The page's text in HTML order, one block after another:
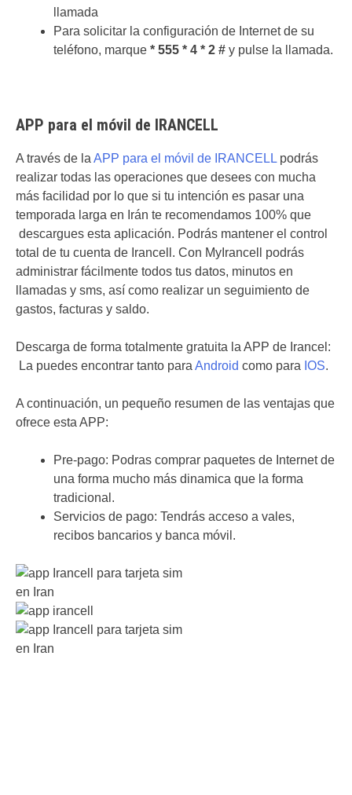
llamada
Para solicitar la configuración de Internet de su
teléfono, marque * 555 * 4 * 2 # y pulse la llamada.
APP para el móvil de IRANCELL
A través de la APP para el móvil de IRANCELL podrás
realizar todas las operaciones que desees con mucha
más facilidad por lo que si tu intención es pasar una
temporada larga en Irán te recomendamos 100% que
descargues esta aplicación. Podrás mantener el control
total de tu cuenta de Irancell. Con MyIrancell podrás
administrar fácilmente todos tus datos, minutos en
llamadas y sms, así como realizar un seguimiento de
gastos, facturas y saldo.
Descarga de forma totalmente gratuita la APP de Irancel:
La puedes encontrar tanto para Android como para IOS.
A continuación, un pequeño resumen de las ventajas que
ofrece esta APP:
Pre-pago: Podras comprar paquetes de Internet de
una forma mucho más dinamica que la forma
tradicional.
Servicios de pago: Tendrás acceso a vales,
recibos bancarios y banca móvil.